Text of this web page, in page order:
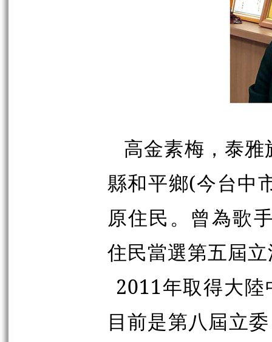
高金素梅，泰雅
縣和平鄉(今台中
原住民。曾為歌
住民當選第五屆
2011年取得大
目前是第八屆立